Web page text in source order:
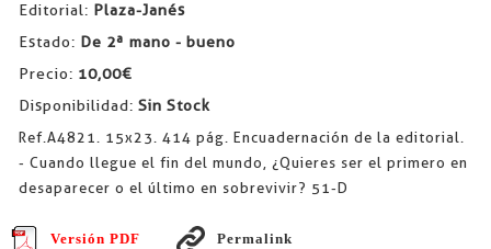
Editorial: Plaza-Janés
Estado: De 2ª mano - bueno
Precio: 10,00€
Disponibilidad: Sin Stock
Ref.A4821. 15x23. 414 pág. Encuadernación de la editorial.
- Cuando llegue el fin del mundo, ¿Quieres ser el primero en
desaparecer o el último en sobrevivir? 51-D
Versión PDF Permalink